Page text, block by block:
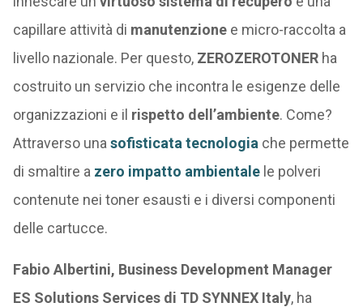
capillare attività di manutenzionee micro-raccolta a
livello nazionale. Per questo, ZEROZEROTONERha
costruito un servizio che incontra le esigenze delle
organizzazioni e il rispetto dell’ambiente. Come?
Attraverso una sofisticata tecnologia che permette
di smaltire a zero impatto ambientalele polveri
contenute nei toner esausti e i diversi componenti
delle cartucce.
Fabio Albertini, Business Development Manager
ES Solutions Services di TD SYNNEX Italy, ha